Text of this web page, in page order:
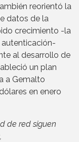
reorientó la
datos de la
crecimiento -la
al desarrollo de
un plan
a Gemalto
en enero
de red siguen